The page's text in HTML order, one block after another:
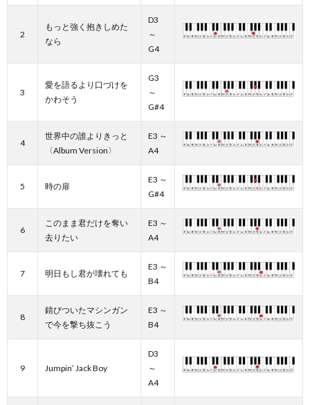
2
もっと強く抱きしめた
なら
D3
～
G4
3
愛を語るより口づけを
かわそう
G3
～
G#4
4
世界中の誰よりきっと
〈Album Version〉
E3 ～
A4
5 時の扉
E3 ～
G#4
6
このまま君だけを奪い
去りたい
E3 ～
A4
7 明日もし君が壊れても
E3 ～
B4
8
錆びついたマシンガン
で今を撃ち抜こう
E3 ～
B4
9 Jumpin’ Jack Boy
D3
～
A4